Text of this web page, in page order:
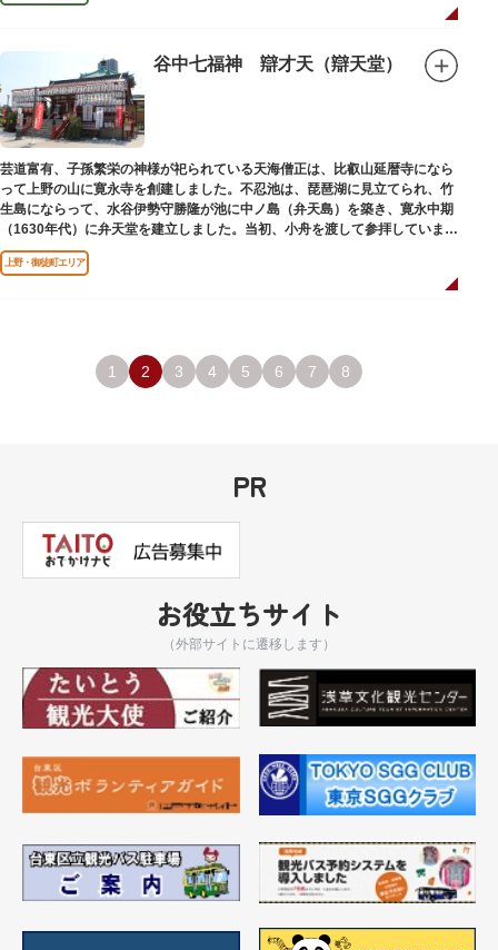
谷中七福神 辯才天（辯天堂）
芸道富有、子孫繁栄の神様が祀られている天海僧正は、比叡山延暦寺になら
って上野の山に寛永寺を創建しました。不忍池は、琵琶湖に見立てられ、竹
生島にならって、水谷伊勢守勝隆が池に中ノ島（弁天島）を築き、寛永中期
（1630年代）に弁天堂を建立しました。当初、小舟を渡して参拝していまし
たが、後に橋が架けられました。
上野・御徒町エリア
1 2 3 4 5 6 7 8
PR
お役立ちサイト
（外部サイトに遷移します）